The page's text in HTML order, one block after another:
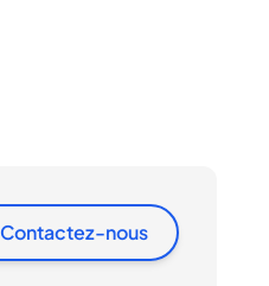
Contactez-nous